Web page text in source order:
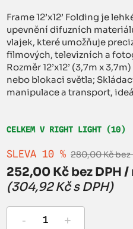
Frame 12’x12’ Folding je
upevnění difuzních
vlajek, které umožňuje
filmových, televizních a
Rozměr 12’x12’ (3,7m x
nebo blokaci světla;
manipulace a transport,
CELKEM V RIGHT LIGHT (10)
SLEVA 10 % 280,00 Kč bez
252,00 Kč bez DPH
(304,92 Kč s DPH)
- +